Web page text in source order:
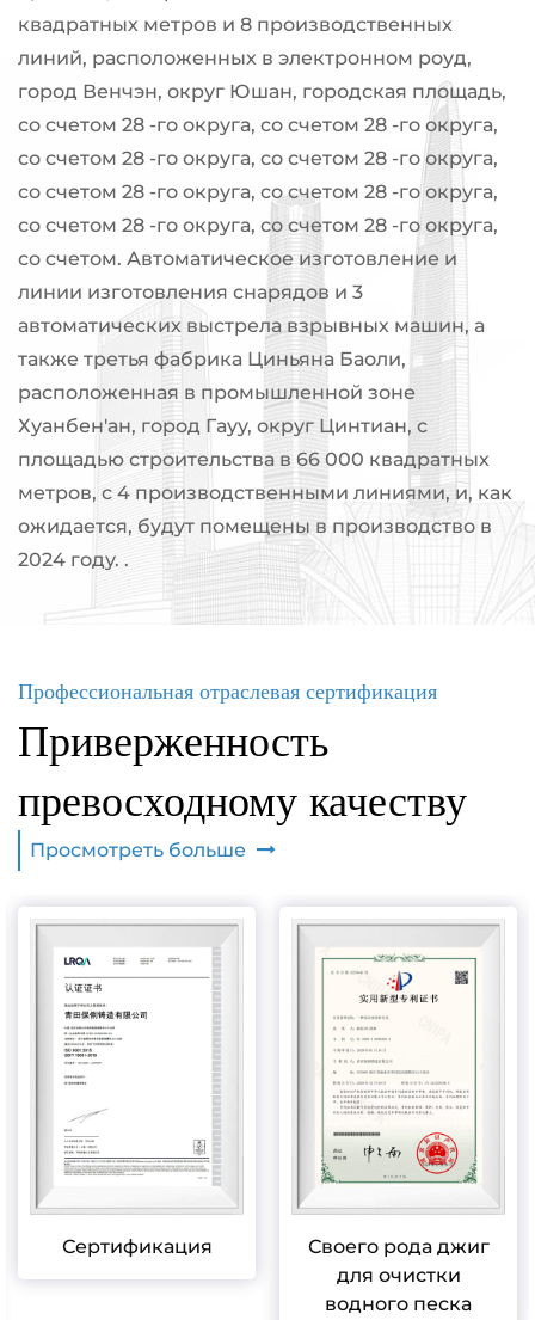
квадратных метров и 8 производственных
линий, расположенных в электронном роуд,
город Венчэн, округ Юшан, городская площадь,
со счетом 28 -го округа, со счетом 28 -го округа,
со счетом 28 -го округа, со счетом 28 -го округа,
со счетом 28 -го округа, со счетом 28 -го округа,
со счетом 28 -го округа, со счетом 28 -го округа,
со счетом. Автоматическое изготовление и
линии изготовления снарядов и 3
автоматических выстрела взрывных машин, а
также третья фабрика Циньяна Баоли,
расположенная в промышленной зоне
Хуанбен'ан, город Гауу, округ Цинтиан, с
площадью строительства в 66 000 квадратных
метров, с 4 производственными линиями, и, как
ожидается, будут помещены в производство в
2024 году. .
Профессиональная отраслевая сертификация
Приверженность
превосходному качеству
Просмотреть больше
Сертификация
Своего рода джиг
для очистки
водного песка